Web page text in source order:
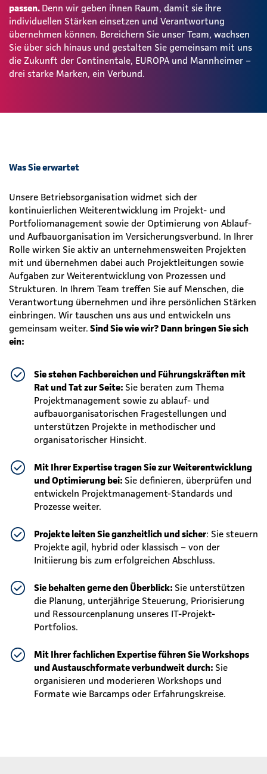
passen. Denn wir geben ihnen Raum, damit sie ihre
individuellen Stärken einsetzen und Verantwortung
übernehmen können. Bereichern Sie unser Team, wachsen
Sie über sich hinaus und gestalten Sie gemeinsam mit uns
die Zukunft der Continentale, EUROPA und Mannheimer –
drei starke Marken, ein Verbund.
Was Sie erwartet
Unsere Betriebsorganisation widmet sich der
kontinuierlichen Weiterentwicklung im Projekt- und
Portfoliomanagement sowie der Optimierung von Ablauf-
und Aufbauorganisation im Versicherungsverbund. In Ihrer
Rolle wirken Sie aktiv an unternehmensweiten Projekten
mit und übernehmen dabei auch Projektleitungen sowie
Aufgaben zur Weiterentwicklung von Prozessen und
Strukturen. In Ihrem Team treffen Sie auf Menschen, die
Verantwortung übernehmen und ihre persönlichen Stärken
einbringen. Wir tauschen uns aus und entwickeln uns
gemeinsam weiter. Sind Sie wie wir? Dann bringen Sie sich
ein:
Sie stehen Fachbereichen und Führungskräften mit
Rat und Tat zur Seite: Sie beraten zum Thema
Projektmanagement sowie zu ablauf- und
aufbauorganisatorischen Fragestellungen und
unterstützen Projekte in methodischer und
organisatorischer Hinsicht.
Mit Ihrer Expertise tragen Sie zur Weiterentwicklung
und Optimierung bei: Sie definieren, überprüfen und
entwickeln Projektmanagement-Standards und
Prozesse weiter.
Projekte leiten Sie ganzheitlich und sicher: Sie steuern
Projekte agil, hybrid oder klassisch – von der
Initiierung bis zum erfolgreichen Abschluss.
Sie behalten gerne den Überblick: Sie unterstützen
die Planung, unterjährige Steuerung, Priorisierung
und Ressourcenplanung unseres IT-Projekt-
Portfolios.
Mit Ihrer fachlichen Expertise führen Sie Workshops
und Austauschformate verbundweit durch: Sie
organisieren und moderieren Workshops und
Formate wie Barcamps oder Erfahrungskreise.